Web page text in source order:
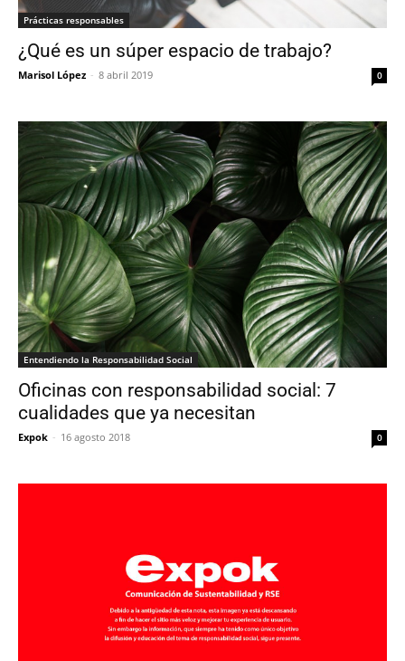
Prácticas responsables
¿Qué es un súper espacio de trabajo?
Marisol López - 8 abril 2019 0
Entendiendo la Responsabilidad Social
Oficinas con responsabilidad social: 7
cualidades que ya necesitan
Expok - 16 agosto 2018 0